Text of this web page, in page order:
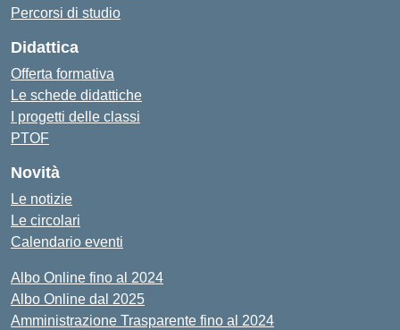
Percorsi di studio
Didattica
Offerta formativa
Le schede didattiche
I progetti delle classi
PTOF
Novità
Le notizie
Le circolari
Calendario eventi
Albo Online fino al 2024
Albo Online dal 2025
Amministrazione Trasparente fino al 2024